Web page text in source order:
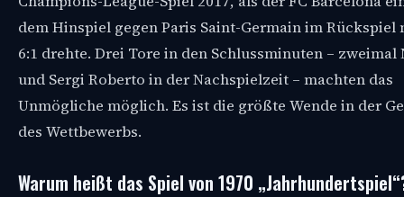
dem Hinspiel gegen Paris Saint-Germain im Rückspiel
6:1 drehte. Drei Tore in den Schlussminuten – zweimal
und Sergi Roberto in der Nachspielzeit – machten das
Unmögliche möglich. Es ist die größte Wende in der
des Wettbewerbs.
Warum heißt das Spiel von 1970